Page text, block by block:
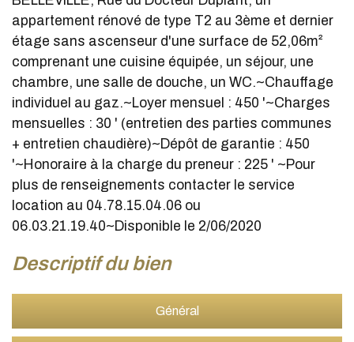
appartement rénové de type T2 au 3ème et dernier
étage sans ascenseur d'une surface de 52,06m²
comprenant une cuisine équipée, un séjour, une
chambre, une salle de douche, un WC.~Chauffage
individuel au gaz.~Loyer mensuel : 450 '~Charges
mensuelles : 30 ' (entretien des parties communes
+ entretien chaudière)~Dépôt de garantie : 450
'~Honoraire à la charge du preneur : 225 ' ~Pour
plus de renseignements contacter le service
location au 04.78.15.04.06 ou
06.03.21.19.40~Disponible le 2/06/2020
descriptif du bien
Général